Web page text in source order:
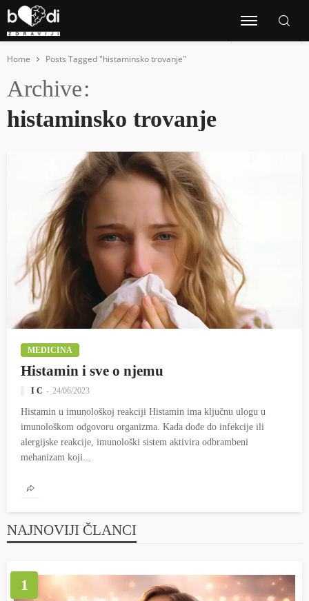
Home Posts Tagged "histaminsko trovanje"
Archive
histaminsko trovanje
MEDICINA
Histamin i sve o njemu
I C 24/06/2023
Histamin u imunološkoj reakciji Histamin ima ključnu ulogu u
imunološkom odgovoru organizma. Kada dođe do infekcije ili
alergijske reakcije, imunološki sistem aktivira odbrambeni
mehanizam koji...
NAJNOVIJI ČLANCI
1